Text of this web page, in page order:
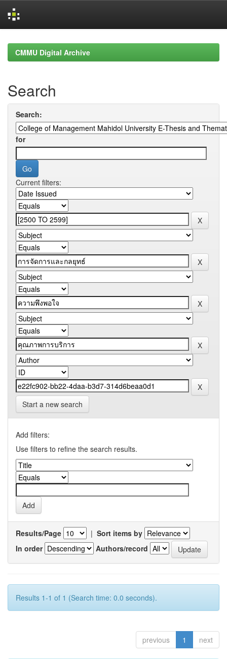
navigationCMMU Digital Archive
Search
Search:
for
Current filters:
Start a new search
Add filters:
Use filters to refine the search results.
Results/Page | Sort items by
In order
Authors/record
Results 1-1 of 1 (Search time: 0.0 seconds).
previous 1 next